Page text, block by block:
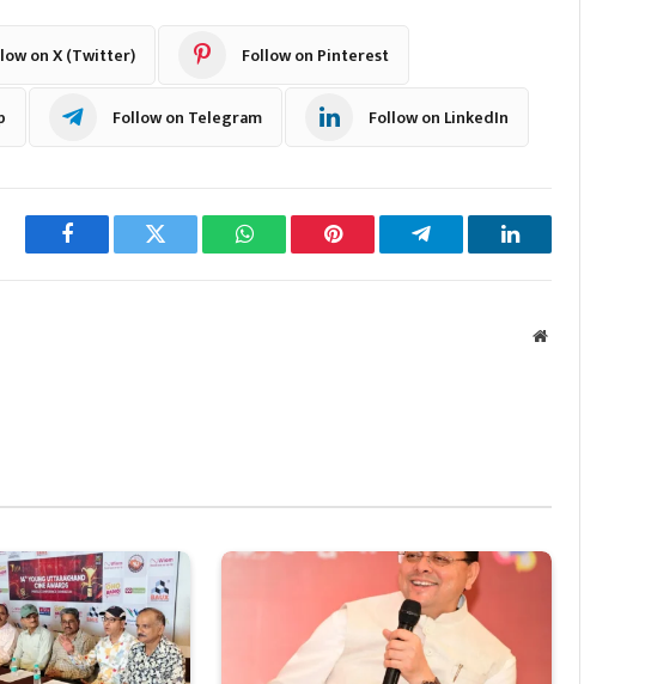
on X (Twitter) Follow on Pinterest
Follow on Telegram Follow on LinkedIn
Facebook Twitter WhatsAppPinterest Telegram LinkedIn
Website